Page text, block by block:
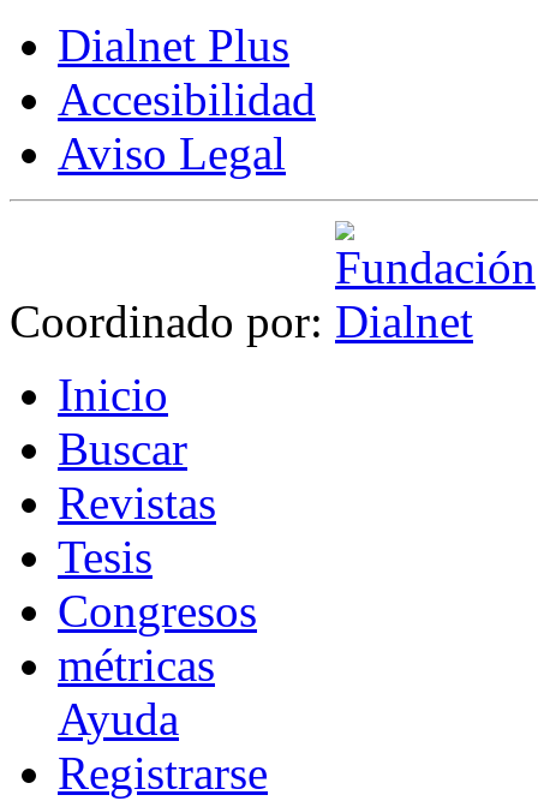
Dialnet Plus
Accesibilidad
Aviso Legal
Coordinado por:
Inicio
Buscar
Revistas
Tesis
Congresos
métricas
Ayuda
Registrarse